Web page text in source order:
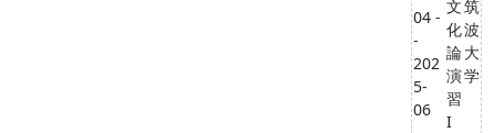
04 -
-
202
5-
06
文
化
論
演
習
I
筑
波
大
学